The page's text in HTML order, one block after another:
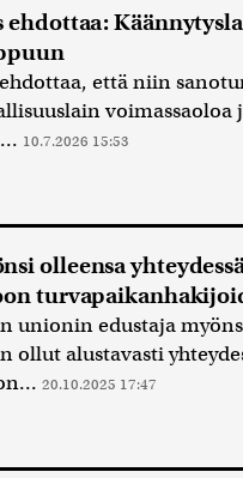
että niin
voimassaoloa
10.7.2026 15:53
olleensa
unionin edustaja
ollut alustavasti
20.10.2025 17:47